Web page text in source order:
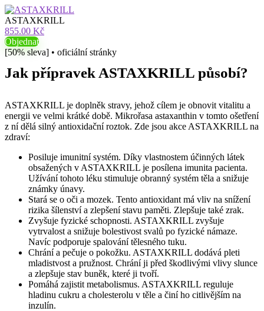
ASTAXKRILL
855.00 Kč
Objednat
[50% sleva] • oficiální stránky
Jak přípravek ASTAXKRILL působí?
ASTAXKRILL je doplněk stravy, jehož cílem je obnovit vitalitu a
energii ve velmi krátké době. Mikrořasa astaxanthin v tomto ošetření
z ní dělá silný antioxidační roztok. Zde jsou akce ASTAXKRILL na
zdraví:
Posiluje imunitní systém. Díky vlastnostem účinných látek
obsažených v ASTAXKRILL je posílena imunita pacienta.
Užívání tohoto léku stimuluje obranný systém těla a snižuje
známky únavy.
Stará se o oči a mozek. Tento antioxidant má vliv na snížení
rizika šílenství a zlepšení stavu paměti. Zlepšuje také zrak.
Zvyšuje fyzické schopnosti. ASTAXKRILL zvyšuje
vytrvalost a snižuje bolestivost svalů po fyzické námaze.
Navíc podporuje spalování tělesného tuku.
Chrání a pečuje o pokožku. ASTAXKRILL dodává pleti
mladistvost a pružnost. Chrání ji před škodlivými vlivy slunce
a zlepšuje stav buněk, které ji tvoří.
Pomáhá zajistit metabolismus. ASTAXKRILL reguluje
hladinu cukru a cholesterolu v těle a činí ho citlivějším na
inzulín.